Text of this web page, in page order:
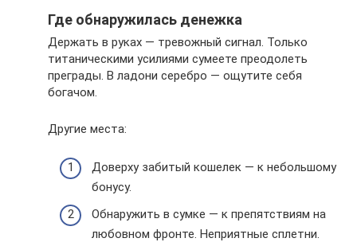
Где обнаружилась денежка
Держать в руках — тревожный сигнал. Только
титаническими усилиями сумеете преодолеть
преграды. В ладони серебро — ощутите себя
богачом.
Другие места:
Доверху забитый кошелек — к небольшому
бонусу.
Обнаружить в сумке — к препятствиям на
любовном фронте. Неприятные сплетни.